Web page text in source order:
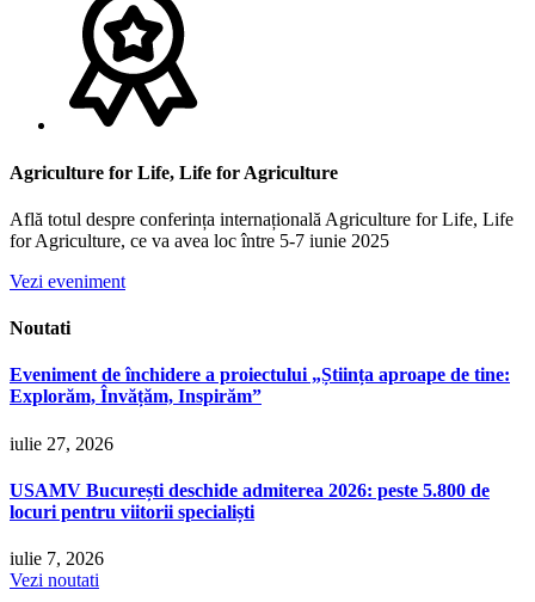
Agriculture for Life, Life for Agriculture
Află totul despre conferința internațională Agriculture for Life, Life
for Agriculture, ce va avea loc între 5-7 iunie 2025
Vezi eveniment
Noutati
Eveniment de închidere a proiectului „Știința aproape de tine:
Explorăm, Învățăm, Inspirăm”
iulie 27, 2026
USAMV București deschide admiterea 2026: peste 5.800 de
locuri pentru viitorii specialiști
iulie 7, 2026
Vezi noutati